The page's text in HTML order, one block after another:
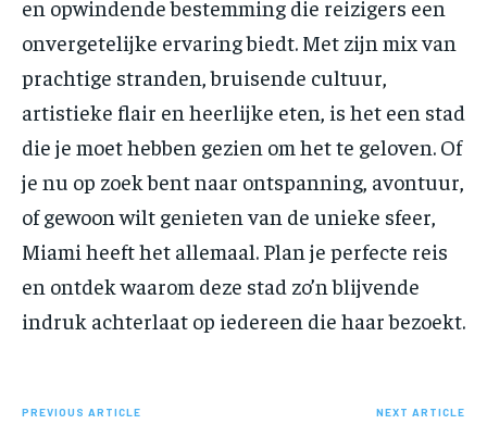
en opwindende bestemming die reizigers een
onvergetelijke ervaring biedt. Met zijn mix van
prachtige stranden, bruisende cultuur,
artistieke flair en heerlijke eten, is het een stad
die je moet hebben gezien om het te geloven. Of
je nu op zoek bent naar ontspanning, avontuur,
of gewoon wilt genieten van de unieke sfeer,
Miami heeft het allemaal. Plan je perfecte reis
en ontdek waarom deze stad zo’n blijvende
indruk achterlaat op iedereen die haar bezoekt.
PREVIOUS ARTICLE NEXT ARTICLE